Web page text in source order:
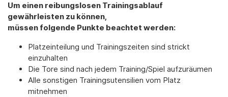
Um einen reibungslosen Trainingsablauf
gewährleisten zu können,
müssen folgende Punkte beachtet werden:
Platzeinteilung und Trainingszeiten sind strickt
einzuhalten
Die Tore sind nach jedem Training/Spiel aufzuräumen
Alle sonstigen Trainingsutensilien vom Platz
mitnehmen